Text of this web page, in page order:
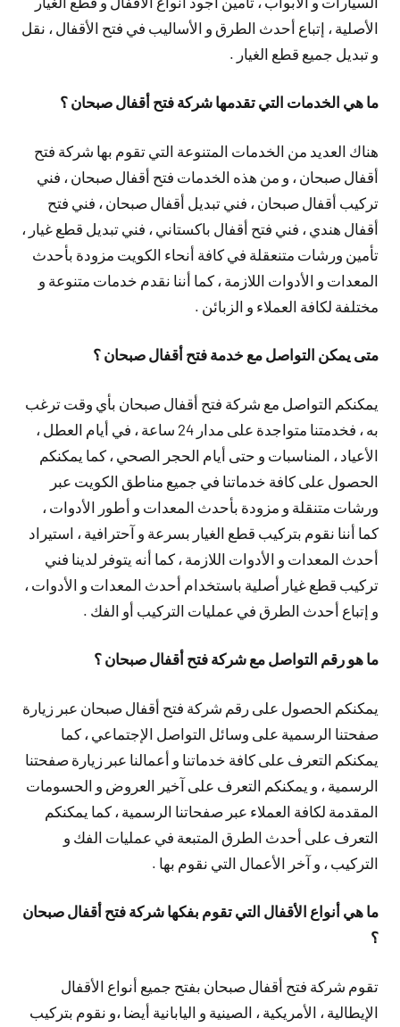
الأصلية ، إتباع أحدث الطرق و الأساليب في فتح الأقفال ، نقل
و تبديل جميع قطع الغيار .
ما هي الخدمات التي تقدمها شركة فتح أقفال صبحان ؟
هناك العديد من الخدمات المتنوعة التي تقوم بها شركة فتح
أقفال صبحان ، و من هذه الخدمات فتح أقفال صبحان ، فني
تركيب أقفال صبحان ، فني تبديل أقفال صبحان ، فني فتح
أقفال هندي ، فني فتح أقفال باكستاني ، فني تبديل قطع غيار ،
تأمين ورشات متنعقلة في كافة أنحاء الكويت مزودة بأحدث
المعدات و الأدوات اللازمة ، كما أننا نقدم خدمات متنوعة و
مختلفة لكافة العملاء و الزبائن .
متى يمكن التواصل مع خدمة فتح أقفال صبحان ؟
يمكنكم التواصل مع شركة فتح أقفال صبحان بأي وقت ترغب
به ، فخدمتنا متواجدة على مدار 24 ساعة ، في أيام العطل ،
الأعياد ، المناسبات و حتى أيام الحجر الصحي ، كما يمكنكم
الحصول على كافة خدماتنا في جميع مناطق الكويت عبر
ورشات متنقلة و مزودة بأحدث المعدات و أطور الأدوات ،
كما أننا نقوم بتركيب قطع الغيار بسرعة و آحترافية ، استيراد
أحدث المعدات و الأدوات اللازمة ، كما أنه يتوفر لدينا فني
تركيب قطع غيار أصلية باستخدام أحدث المعدات و الأدوات ،
و إتباع أحدث الطرق في عمليات التركيب أو الفك .
ما هو رقم التواصل مع شركة فتح أقفال صبحان ؟
يمكنكم الحصول على رقم شركة فتح أقفال صبحان عبر زيارة
صفحتنا الرسمية على وسائل التواصل الإجتماعي ، كما
يمكنكم التعرف على كافة خدماتنا و أعمالنا عبر زيارة صفحتنا
الرسمية ، و يمكنكم التعرف على آخير العروض و الحسومات
المقدمة لكافة العملاء عبر صفحاتنا الرسمية ، كما يمكنكم
التعرف على أحدث الطرق المتبعة في عمليات الفك و
التركيب ، و آخر الأعمال التي نقوم بها .
ما هي أنواع الأقفال التي تقوم بفكها شركة فتح أقفال صبحان
؟
تقوم شركة فتح أقفال صبحان بفتح جميع أنواع الأقفال
الإيطالية ، الأمريكية ، الصينية و اليابانية أيضا ،و نقوم بتركيب